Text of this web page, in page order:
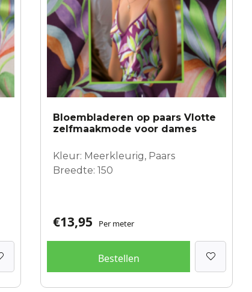
Bloembladeren op paars Vlotte
zelfmaakmode voor dames
Kleur: Meerkleurig, Paars
Breedte: 150
€13,95 Per meter
Bestellen